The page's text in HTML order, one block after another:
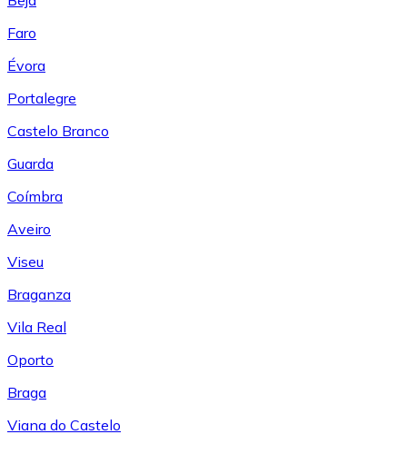
Faro
Évora
Portalegre
Castelo Branco
Guarda
Coímbra
Aveiro
Viseu
Braganza
Vila Real
Oporto
Braga
Viana do Castelo